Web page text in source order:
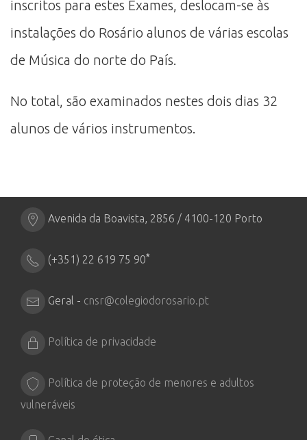
inscritos para estes Exames, deslocam-se às
instalações do Rosário alunos de várias escolas
de Música do norte do País.
No total, são examinados nestes dois dias 32
alunos de vários instrumentos.
Avenida da Boavista, 2856 / 4100-120 Porto
(+351) 22 619 75 90*
Geral - cnsr@colegiodorosario.pt
Política de privacidade
Política de proteção de menores e adultos
vulneráveis